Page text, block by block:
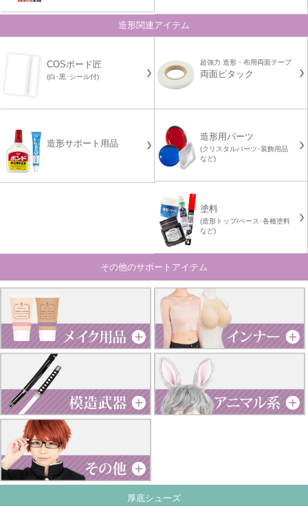
造形関連アイテム
COSボード匠
(白･黒･シール付)
超強力 造形・布用両面テープ
両面ピタック
造形サポート用品
造形用パーツ
(クリスタルパーツ･装飾用品
など)
塗料
(造形トップ/ベース･各種塗料
など)
その他のサポートアイテム
厚底シューズ